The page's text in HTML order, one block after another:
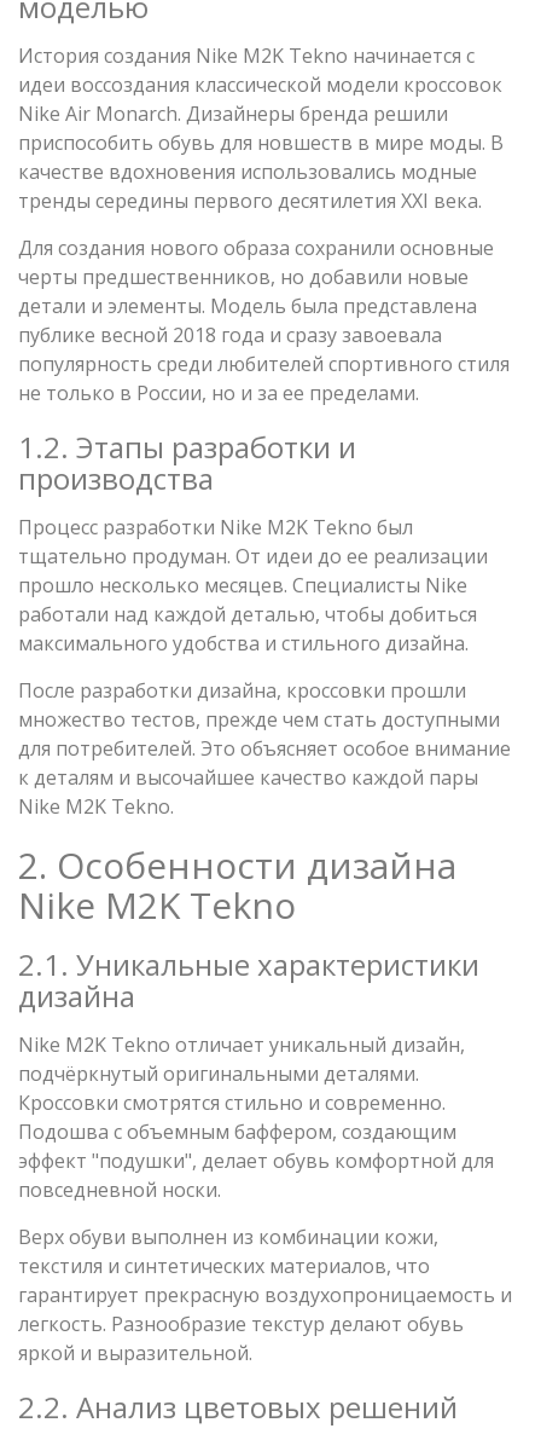
История создания Nike M2K Tekno начинается с
идеи воссоздания классической модели кроссовок
Nike Air Monarch. Дизайнеры бренда решили
приспособить обувь для новшеств в мире моды. В
качестве вдохновения использовались модные
тренды середины первого десятилетия XXI века.
Для создания нового образа сохранили основные
черты предшественников, но добавили новые
детали и элементы. Модель была представлена
публике весной 2018 года и сразу завоевала
популярность среди любителей спортивного стиля
не только в России, но и за ее пределами.
1.2. Этапы разработки и
производства
Процесс разработки Nike M2K Tekno был
тщательно продуман. От идеи до ее реализации
прошло несколько месяцев. Специалисты Nike
работали над каждой деталью, чтобы добиться
максимального удобства и стильного дизайна.
После разработки дизайна, кроссовки прошли
множество тестов, прежде чем стать доступными
для потребителей. Это объясняет особое внимание
к деталям и высочайшее качество каждой пары
Nike M2K Tekno.
2. Особенности дизайна
Nike M2K Tekno
2.1. Уникальные характеристики
дизайна
Nike M2K Tekno отличает уникальный дизайн,
подчёркнутый оригинальными деталями.
Кроссовки смотрятся стильно и современно.
Подошва с объемным баффером, создающим
эффект "подушки", делает обувь комфортной для
повседневной носки.
Верх обуви выполнен из комбинации кожи,
текстиля и синтетических материалов, что
гарантирует прекрасную воздухопроницаемость и
легкость. Разнообразие текстур делают обувь
яркой и выразительной.
2.2. Анализ цветовых решений